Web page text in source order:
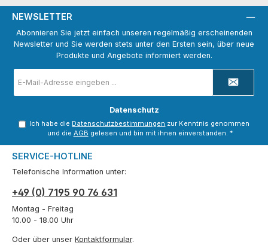
NEWSLETTER
Abonnieren Sie jetzt einfach unseren regelmäßig erscheinenden
Newsletter und Sie werden stets unter den Ersten sein, über neue
Produkte und Angebote informiert werden.
Mail-
Adresse
Datenschutz
Ich habe die Datenschutzbestimmungen zur Kenntnis genommen
und die AGB gelesen und bin mit ihnen einverstanden. *
SERVICE-HOTLINE
Telefonische Information unter:
+49 (0) 7195 90 76 631
Montag - Freitag
10.00 - 18.00 Uhr
Oder über unser Kontaktformular.